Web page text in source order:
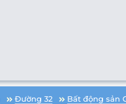
Đường 32 Bất động sản